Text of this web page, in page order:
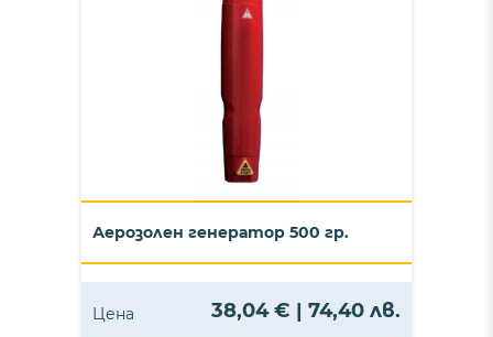
Аерозолен генератор 500 гр.
Цена 38,04 € | 74,40 лв.